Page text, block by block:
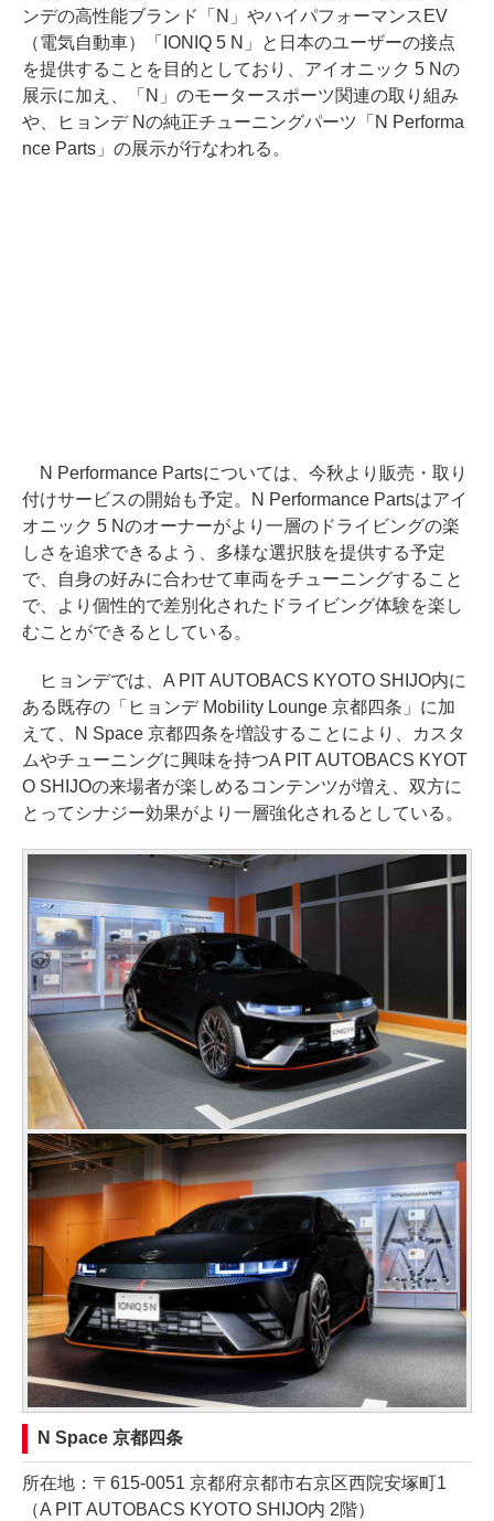
ンデの高性能ブランド「N」やハイパフォーマンスEV
（電気自動車）「IONIQ 5 N」と日本のユーザーの接点
を提供することを目的としており、アイオニック 5 Nの
展示に加え、「N」のモータースポーツ関連の取り組み
や、ヒョンデ Nの純正チューニングパーツ「N Performa
nce Parts」の展示が行なわれる。
N Performance Partsについては、今秋より販売・取り
付けサービスの開始も予定。N Performance Partsはアイ
オニック 5 Nのオーナーがより一層のドライビングの楽
しさを追求できるよう、多様な選択肢を提供する予定
で、自身の好みに合わせて車両をチューニングすること
で、より個性的で差別化されたドライビング体験を楽し
むことができるとしている。
ヒョンデでは、A PIT AUTOBACS KYOTO SHIJO内に
ある既存の「ヒョンデ Mobility Lounge 京都四条」に加
えて、N Space 京都四条を増設することにより、カスタ
ムやチューニングに興味を持つA PIT AUTOBACS KYOT
O SHIJOの来場者が楽しめるコンテンツが増え、双方に
とってシナジー効果がより一層強化されるとしている。
N Space 京都四条
所在地：〒615-0051 京都府京都市右京区西院安塚町1
（A PIT AUTOBACS KYOTO SHIJO内 2階）